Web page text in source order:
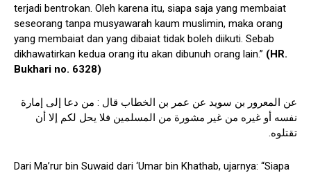
terjadi bentrokan. Oleh karena itu, siapa saja yang membaiat
seseorang tanpa musyawarah kaum muslimin, maka orang
yang membaiat dan yang dibaiat tidak boleh diikuti. Sebab
dikhawatirkan kedua orang itu akan dibunuh orang lain.” (HR.
Bukhari no. 6328)
عن المعرور بن سويد عن عمر بن الخطاب قال : من دعا إلى إمارة
نفسه أو غيره من غير مشورة من المسلمين فلا يحل لكم إلا أن
تقتلوه.
Dari Ma’rur bin Suwaid dari ‘Umar bin Khathab, ujarnya: “Siapa